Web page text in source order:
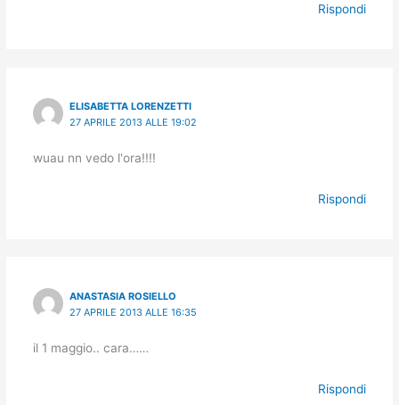
Rispondi
ELISABETTA LORENZETTI
27 APRILE 2013 ALLE 19:02
wuau nn vedo l'ora!!!!
Rispondi
ANASTASIA ROSIELLO
27 APRILE 2013 ALLE 16:35
il 1 maggio.. cara……
Rispondi